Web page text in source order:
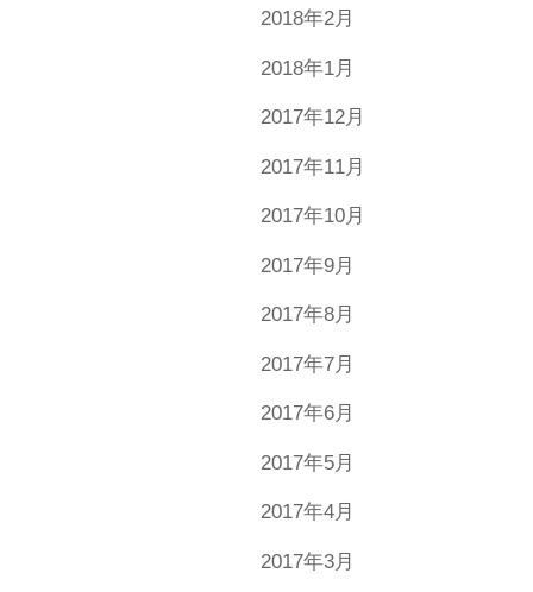
2018年2月
2018年1月
2017年12月
2017年11月
2017年10月
2017年9月
2017年8月
2017年7月
2017年6月
2017年5月
2017年4月
2017年3月